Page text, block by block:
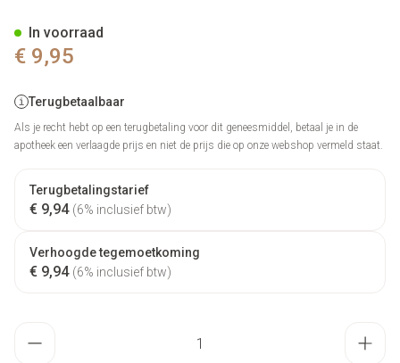
€ 9,95
Terugbetaalbaar
Als je recht hebt op een terugbetaling voor dit geneesmiddel, betaal je in de
apotheek een verlaagde prijs en niet de prijs die op onze webshop vermeld staat.
Terugbetalingstarief
€ 9,94 (6% inclusief btw)
Verhoogde tegemoetkoming
€ 9,94 (6% inclusief btw)
In voorraad